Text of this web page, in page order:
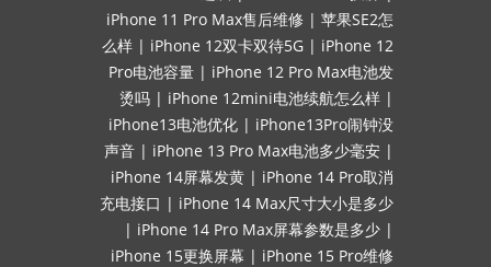
iPhone 11 Pro Max售后维修 | 苹果SE2怎
么样 | iPhone 12双卡双待5G | iPhone 12
Pro电池容量 | iPhone 12 Pro Max电池发
烫吗 | iPhone 12mini电池续航怎么样 |
iPhone13电池优化 | iPhone13Pro闹钟没
声音 | iPhone 13 Pro Max电池多少毫安 |
iPhone 14屏幕发黄 | iPhone 14 Pro取消
充电接口 | iPhone 14 Max尺寸大小是多少
| iPhone 14 Pro Max屏幕参数是多少 |
iPhone 15更换屏幕 | iPhone 15 Pro维修